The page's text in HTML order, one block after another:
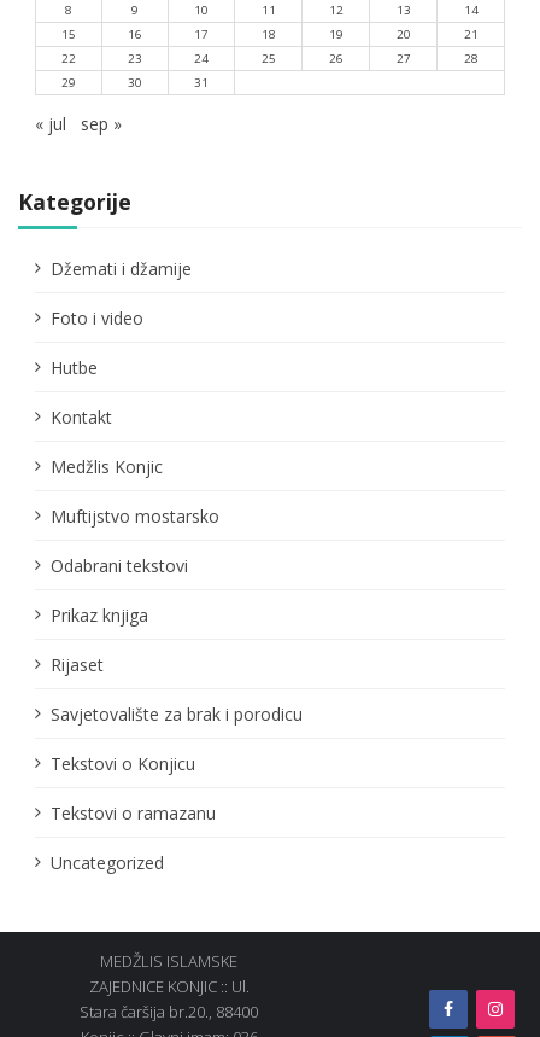
8
9 10 11 12 13
14
15
16 17 18 19 20
21
22
23 24 25 26 27
28
29
30 31
« jul sep »
Kategorije
Džemati i džamije
Foto i video
Hutbe
Kontakt
Medžlis Konjic
Muftijstvo mostarsko
Odabrani tekstovi
Prikaz knjiga
Rijaset
Savjetovalište za brak i porodicu
Tekstovi o Konjicu
Tekstovi o ramazanu
Uncategorized
MEDŽLIS ISLAMSKE
ZAJEDNICE KONJIC :: Ul.
Stara čaršija br.20., 88400